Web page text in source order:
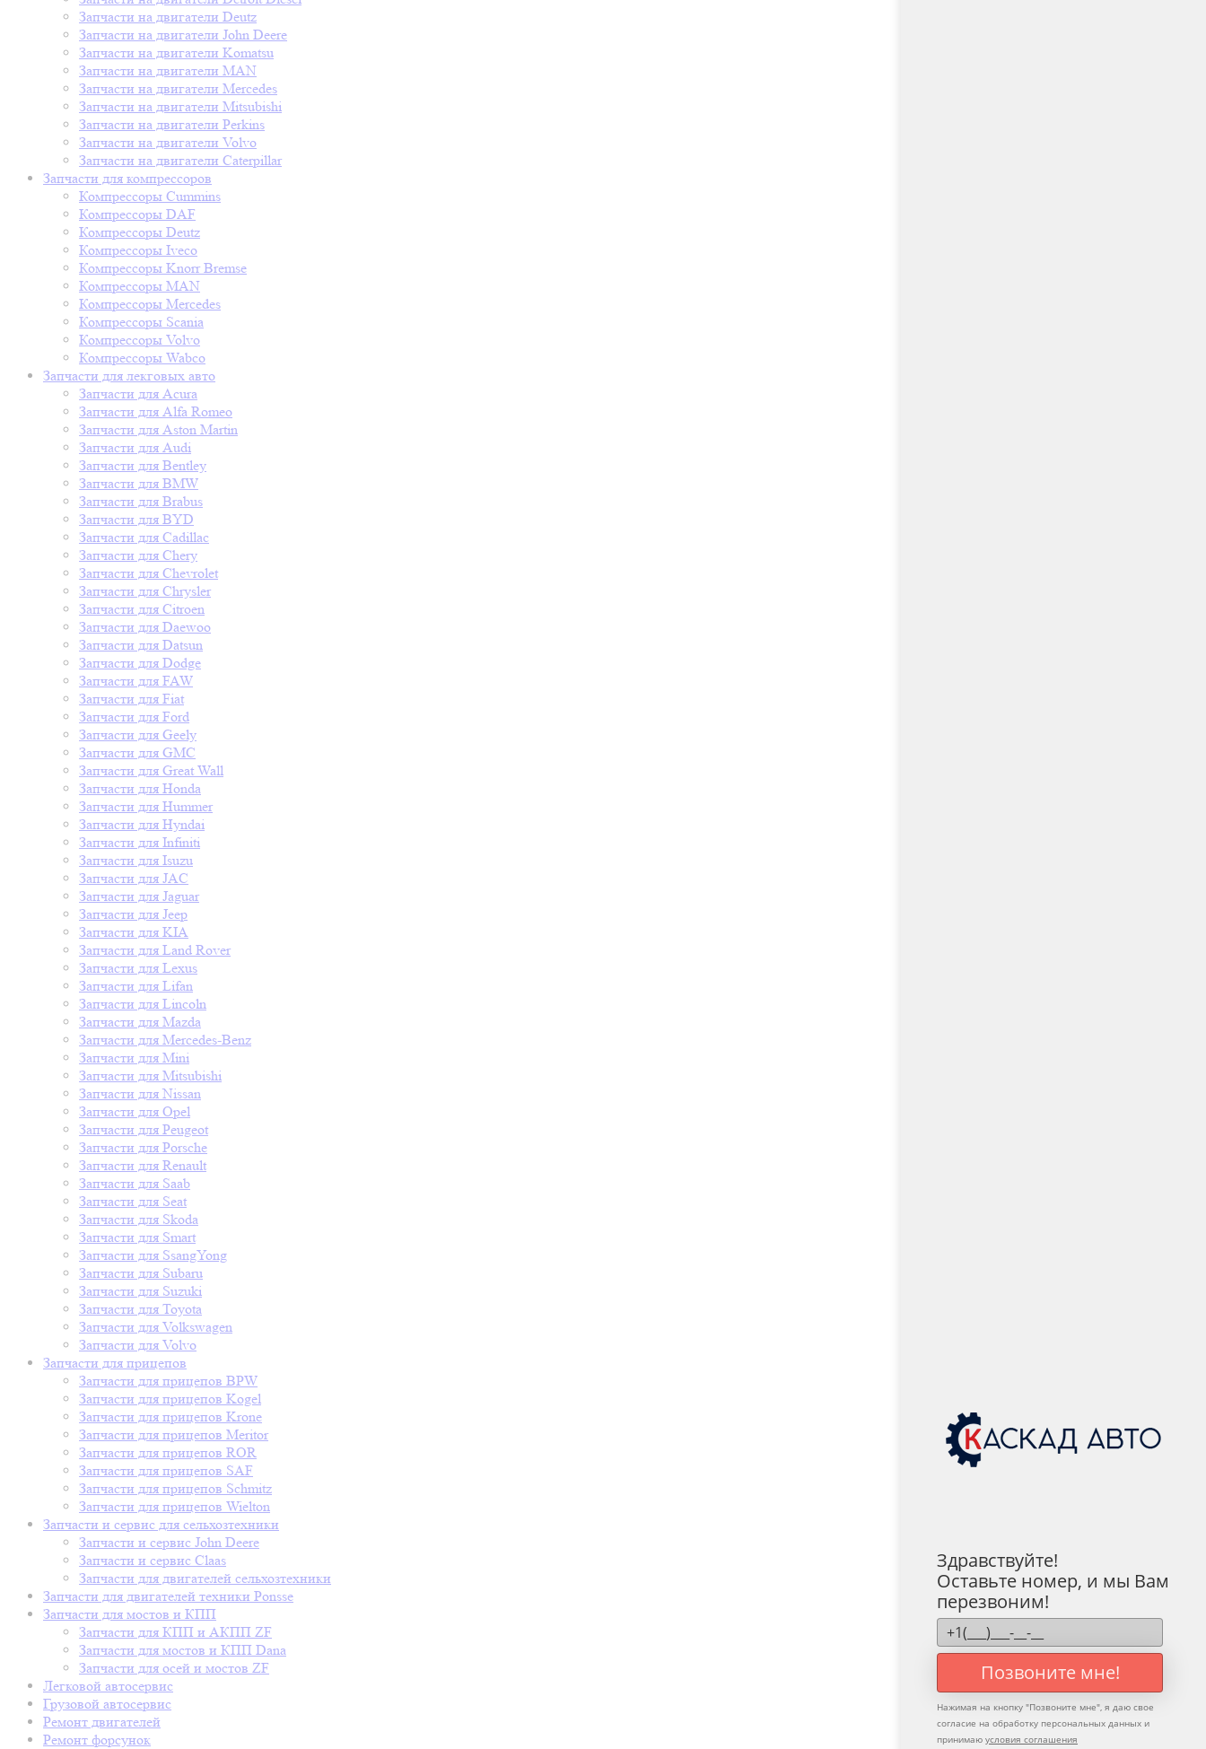
Запчасти на двигатели Deutz
Запчасти на двигатели John Deere
Запчасти на двигатели Komatsu
Запчасти на двигатели MAN
Запчасти на двигатели Mercedes
Запчасти на двигатели Mitsubishi
Запчасти на двигатели Perkins
Запчасти на двигатели Volvo
Запчасти на двигатели Сaterpillar
Запчасти для компрессоров
Компрессоры Cummins
Компрессоры DAF
Компрессоры Deutz
Компрессоры Iveco
Компрессоры Knorr Bremse
Компрессоры MAN
Компрессоры Mercedes
Компрессоры Scania
Компрессоры Volvo
Компрессоры Wabco
Запчасти для лекговых авто
Запчасти для Acura
Запчасти для Alfa Romeo
Запчасти для Aston Martin
Запчасти для Audi
Запчасти для Bentley
Запчасти для BMW
Запчасти для Brabus
Запчасти для BYD
Запчасти для Cadillac
Запчасти для Chery
Запчасти для Chevrolet
Запчасти для Chrysler
Запчасти для Citroen
Запчасти для Daewoo
Запчасти для Datsun
Запчасти для Dodge
Запчасти для FAW
Запчасти для Fiat
Запчасти для Ford
Запчасти для Geely
Запчасти для GMC
Запчасти для Great Wall
Запчасти для Honda
Запчасти для Hummer
Запчасти для Hyndai
Запчасти для Infiniti
Запчасти для Isuzu
Запчасти для JAC
Запчасти для Jaguar
Запчасти для Jeep
Запчасти для KIA
Запчасти для Land Rover
Запчасти для Lexus
Запчасти для Lifan
Запчасти для Lincoln
Запчасти для Mazda
Запчасти для Mercedes-Benz
Запчасти для Mini
Запчасти для Mitsubishi
Запчасти для Nissan
Запчасти для Opel
Запчасти для Peugeot
Запчасти для Porsche
Запчасти для Renault
Запчасти для Saab
Запчасти для Seat
Запчасти для Skoda
Запчасти для Smart
Запчасти для SsangYong
Запчасти для Subaru
Запчасти для Suzuki
Запчасти для Toyota
Запчасти для Volkswagen
Запчасти для Volvo
Запчасти для прицепов
Запчасти для прицепов BPW
Запчасти для прицепов Kogel
Запчасти для прицепов Krone
Запчасти для прицепов Meritor
Запчасти для прицепов ROR
Запчасти для прицепов SAF
Запчасти для прицепов Schmitz
Запчасти для прицепов Wielton
Запчасти и сервис для сельхозтехники
Запчасти и сервис John Deere
Запчасти и сервис Claas
Запчасти для двигателей сельхозтехники
Запчасти для двигателей техники Ponsse
Запчасти для мостов и КПП
Запчасти для КПП и АКПП ZF
Запчасти для мостов и КПП Dana
Запчасти для осей и мостов ZF
Легковой автосервис
Грузовой автосервис
Ремонт двигателей
Ремонт форсунок
Здравствуйте!
Оставьте номер, и мы Вам
перезвоним!
Позвоните мне!
Нажимая на кнопку "Позвоните мне", я даю свое
согласие на обработку персональных данных и
принимаю условия соглашения